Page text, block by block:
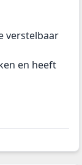
verstelbaar
en heeft